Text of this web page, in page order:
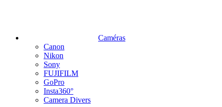
Caméras
Canon
Nikon
Sony
FUJIFILM
GoPro
Insta360°
Camera Divers